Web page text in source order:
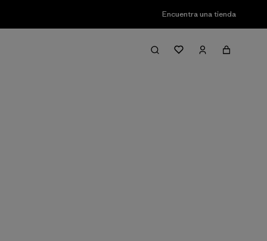
Encuentra una tienda
Filter & Sort